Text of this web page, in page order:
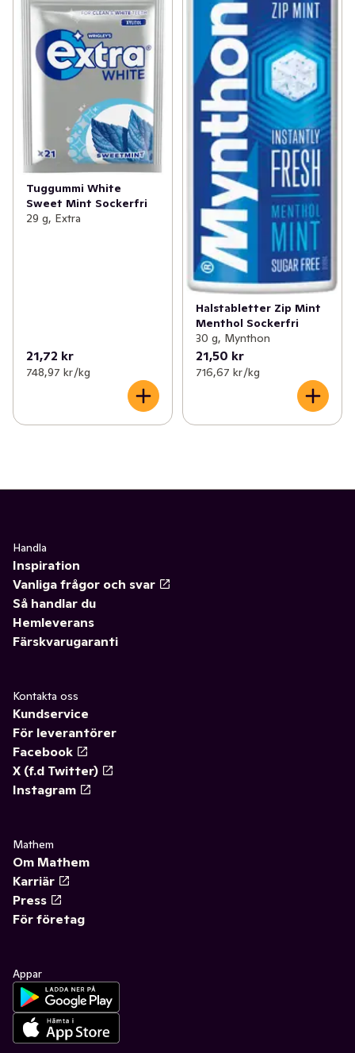
Tuggummi White
Sweet Mint Sockerfri
29 g, Extra
21,72 kr
748,97 kr /kg
Halstabletter Zip Mint
Menthol Sockerfri
30 g, Mynthon
21,50 kr
716,67 kr /kg
Handla
Inspiration
Vanliga frågor och svar
Så handlar du
Hemleverans
Färskvarugaranti
Kontakta oss
Kundservice
För leverantörer
Facebook
X (f.d Twitter)
Instagram
Mathem
Om Mathem
Karriär
Press
För företag
Appar